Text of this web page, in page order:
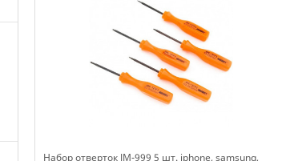
Набор отверток JM-999 5 шт. iphone, samsung,